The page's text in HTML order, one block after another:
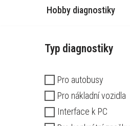
Hobby diagnostiky
Typ diagnostiky
Pro autobusy
Pro nákladní vozidla
Interface k PC